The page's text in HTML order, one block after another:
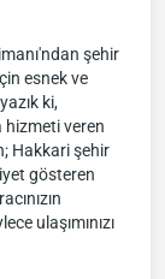
şehir
esnek ve
ki,
hizmeti veren
Hakkari şehir
gösteren
ulaşımınızı